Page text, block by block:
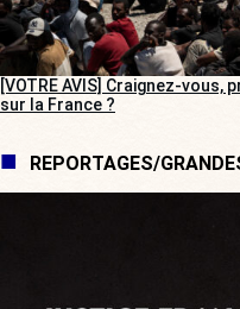
[VOTRE AVIS] Craignez-
sur la France ?
REPORTAGES/